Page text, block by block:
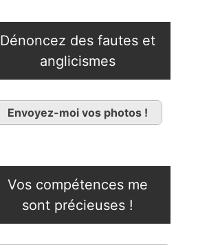
Dénoncez des fautes et
anglicismes
Envoyez-moi vos photos !
Vos compétences me
sont précieuses !